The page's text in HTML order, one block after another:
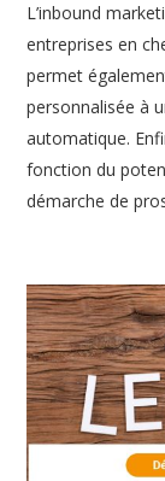
L’inbound
entreprises en
permet
personnalisée à
automatique.
fonction du
démarche de